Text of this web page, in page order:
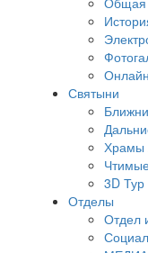
Святыни
Храмы
3D Тур
Отделы
Отдел